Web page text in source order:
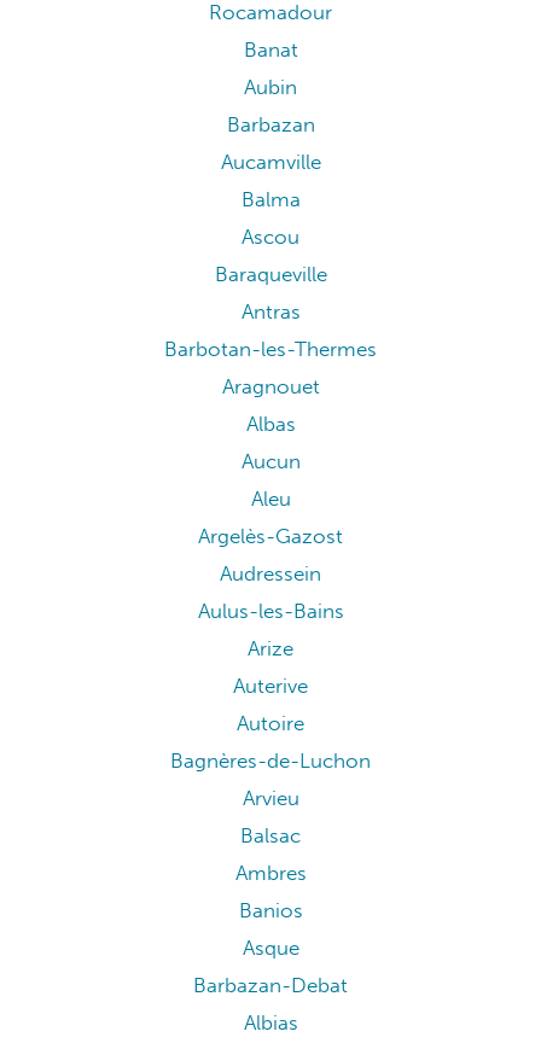
Rocamadour
Banat
Aubin
Barbazan
Aucamville
Balma
Ascou
Baraqueville
Antras
Barbotan-les-Thermes
Aragnouet
Albas
Aucun
Aleu
Argelès-Gazost
Audressein
Aulus-les-Bains
Arize
Auterive
Autoire
Bagnères-de-Luchon
Arvieu
Balsac
Ambres
Banios
Asque
Barbazan-Debat
Albias